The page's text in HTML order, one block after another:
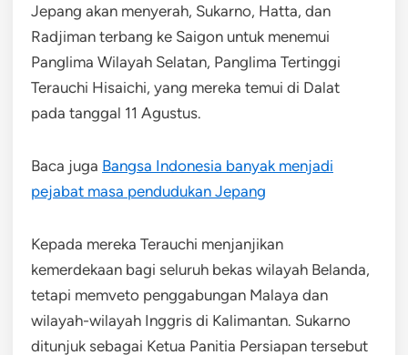
Jepang akan menyerah, Sukarno, Hatta, dan
Radjiman terbang ke Saigon untuk menemui
Panglima Wilayah Selatan, Panglima Tertinggi
Terauchi Hisaichi, yang mereka temui di Dalat
pada tanggal 11 Agustus.
Baca juga Bangsa Indonesia banyak menjadi
pejabat masa pendudukan Jepang
Kepada mereka Terauchi menjanjikan
kemerdekaan bagi seluruh bekas wilayah Belanda,
tetapi memveto penggabungan Malaya dan
wilayah-wilayah Inggris di Kalimantan. Sukarno
ditunjuk sebagai Ketua Panitia Persiapan tersebut